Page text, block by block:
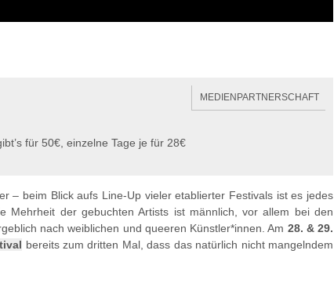
MEDIENPARTNERSCHAFT
für 50€, einzelne Tage je für 28€
– beim Blick aufs Line-Up vieler etablierter Festivals ist es jedes
Mehrheit der gebuchten Artists ist männlich, vor allem bei den
nach weiblichen und queeren Künstler*innen. Am 28. & 29.
bereits zum dritten Mal, dass das natürlich nicht mangelndem